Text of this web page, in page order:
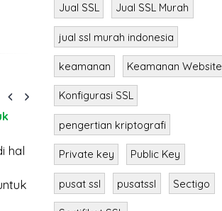
hal
Jual SSL Jual SSL Murah
jual ssl murah indonesia
keamanan Keamanan Website
Konfigurasi SSL
pengertian kriptografi
Private key Public Key
pusat ssl pusatssl Sectigo